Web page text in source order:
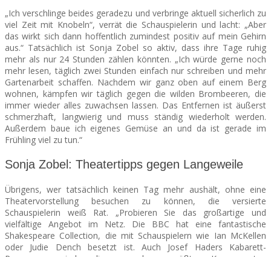
„Ich verschlinge beides geradezu und verbringe aktuell sicherlich zu
viel Zeit mit Knobeln“, verrät die Schauspielerin und lacht: „Aber
das wirkt sich dann hoffentlich zumindest positiv auf mein Gehirn
aus.“ Tatsächlich ist Sonja Zobel so aktiv, dass ihre Tage ruhig
mehr als nur 24 Stunden zählen könnten. „Ich würde gerne noch
mehr lesen, täglich zwei Stunden einfach nur schreiben und mehr
Gartenarbeit schaffen. Nachdem wir ganz oben auf einem Berg
wohnen, kämpfen wir täglich gegen die wilden Brombeeren, die
immer wieder alles zuwachsen lassen. Das Entfernen ist äußerst
schmerzhaft, langwierig und muss ständig wiederholt werden.
Außerdem baue ich eigenes Gemüse an und da ist gerade im
Frühling viel zu tun.“
Sonja Zobel: Theatertipps gegen Langeweile
Übrigens, wer tatsächlich keinen Tag mehr aushält, ohne eine
Theatervorstellung besuchen zu können, die versierte
Schauspielerin weiß Rat. „Probieren Sie das großartige und
vielfältige Angebot im Netz. Die BBC hat eine fantastische
Shakespeare Collection, die mit Schauspielern wie Ian McKellen
oder Judie Dench besetzt ist. Auch Josef Haders Kabarett-